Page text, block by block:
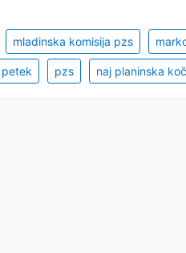
mladinska komisija pzs
pzs naj planinska